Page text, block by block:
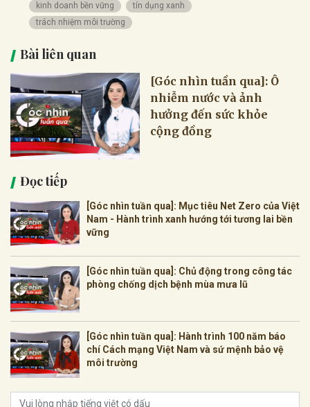
kinh doanh bền vững
tín dụng xanh
trách nhiệm môi trường
Bài liên quan
[Góc nhìn tuần qua]: Ô
nhiễm nước và ảnh
hưởng đến sức khỏe
cộng đồng
Đọc tiếp
[Góc nhìn tuần qua]: Mục tiêu Net Zero của Việt
Nam - Hành trình xanh hướng tới tương lai bền
vững
[Góc nhìn tuần qua]: Chủ động trong công tác
phòng chống dịch bệnh mùa mưa lũ
[Góc nhìn tuần qua]: Hành trình 100 năm báo
chí Cách mạng Việt Nam và sứ mệnh bảo vệ
môi trường